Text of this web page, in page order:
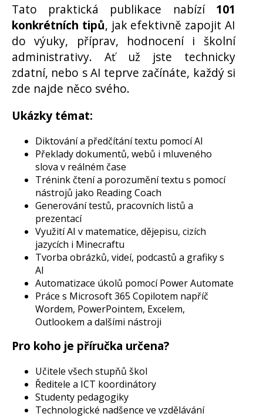
Tato praktická publikace nabízí 101
konkrétních tipů, jak efektivně zapojit AI
do výuky, příprav, hodnocení i školní
administrativy. Ať už jste technicky
zdatní, nebo s AI teprve začínáte, každý si
zde najde něco svého.
Ukázky témat:
Diktování a předčítání textu pomocí AI
Překlady dokumentů, webů i mluveného
slova v reálném čase
Trénink čtení a porozumění textu s pomocí
nástrojů jako Reading Coach
Generování testů, pracovních listů a
prezentací
Využití AI v matematice, dějepisu, cizích
jazycích i Minecraftu
Tvorba obrázků, videí, podcastů a grafiky s
AI
Automatizace úkolů pomocí Power Automate
Práce s Microsoft 365 Copilotem napříč
Wordem, PowerPointem, Excelem,
Outlookem a dalšími nástroji
Pro koho je příručka určena?
Učitele všech stupňů škol
Ředitele a ICT koordinátory
Studenty pedagogiky
Technologické nadšence ve vzdělávání